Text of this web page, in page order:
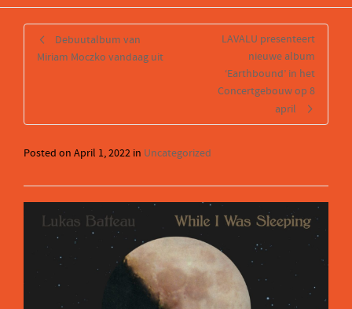
Debuutalbum van
Miriam Moczko vandaag uit
LAVALU presenteert
nieuwe album
‘Earthbound’ in het
Concertgebouw op 8
april
Posted on April 1, 2022 in Uncategorized